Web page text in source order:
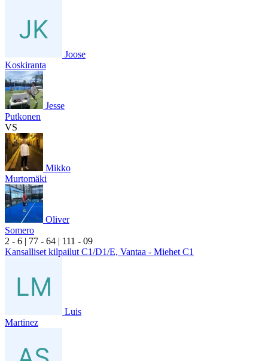
Joose
Koskiranta
Jesse
Putkonen
VS
Mikko
Murtomäki
Oliver
Somero
2 - 6 | 77 - 64 | 111 - 09
Kansalliset kilpailut C1/D1/E, Vantaa - Miehet C1
Luis
Martinez